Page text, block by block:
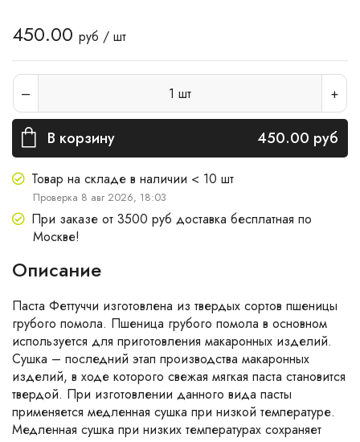
450.00 руб / шт
1 шт
В корзину 450.00 руб
Товар на складе в наличии < 10 шт
Проверка 8 авг 2026, 18:03
При заказе от 3500 руб доставка бесплатная по
Москве!
Описание
Паста Феттуччи изготовлена из твердых сортов пшеницы
грубого помола. Пшеница грубого помола в основном
используется для приготовления макаронных изделий.
Сушка – последний этап производства макаронных
изделий, в ходе которого свежая мягкая паста становится
твердой. При изготовлении данного вида пасты
применяется медленная сушка при низкой температуре.
Медленная сушка при низких температурах сохраняет